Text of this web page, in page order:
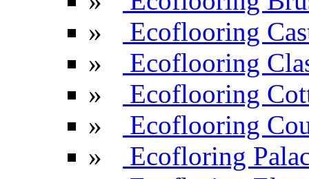
»
Ecoflooring
»
Ecoflooring
»
Ecoflooring
»
Ecoflooring
»
Ecofloring